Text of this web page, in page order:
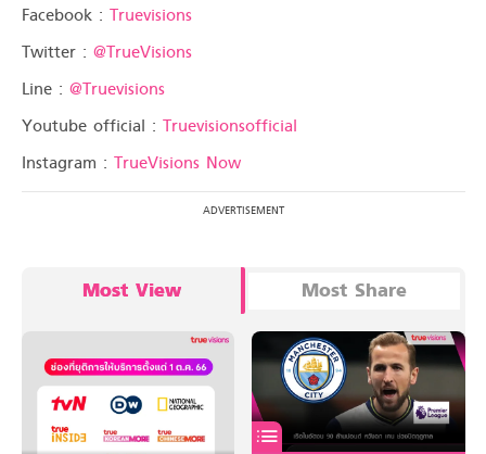
Facebook : Truevisions
Twitter : @TrueVisions
Line : @Truevisions
Youtube official : Truevisionsofficial
Instagram : TrueVisions Now
Most View Most Share